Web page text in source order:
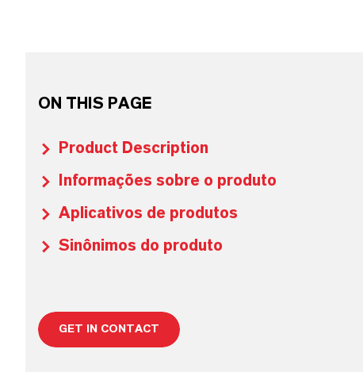
ON THIS PAGE
Product Description
Informações sobre o produto
Aplicativos de produtos
Sinônimos do produto
GET IN CONTACT